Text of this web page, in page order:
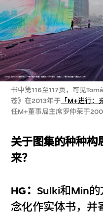
书中第116至117页，可见
苍》在2013年于 「M+进行：
任M+董事局主席罗仲荣于
关于图集的种种构
来？
HG：Sulki和Min
念化作实体书，并